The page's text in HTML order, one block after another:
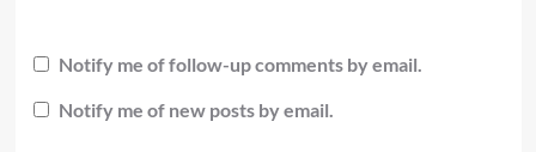
Notify me of follow-up comments by email.
Notify me of new posts by email.